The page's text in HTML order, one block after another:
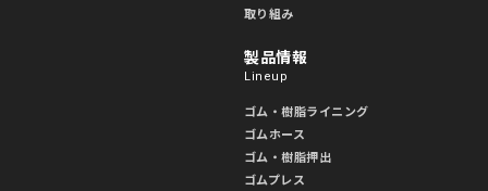
取り組み
製品情報
Lineup
ゴム・樹脂ライニング
ゴムホース
ゴム・樹脂押出
ゴムプレス